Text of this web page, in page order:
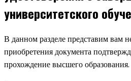
университетского
В данном разделе представим вам
приобретения документа
прохождение высшего образования.